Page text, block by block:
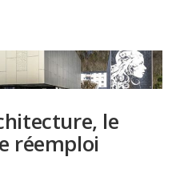
le
réemploi